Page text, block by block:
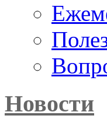
Новости